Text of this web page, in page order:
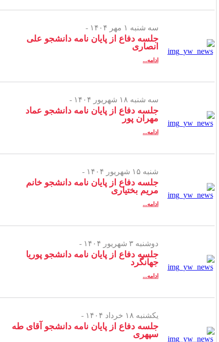
سه شنبه ۱ مهر ۱۴۰۴ -
جلسه دفاع از پایان نامه دانشجو علی
انصاری
ادامه...
سه شنبه ۱۸ شهریور ۱۴۰۴ -
جلسه دفاع از پایان نامه دانشجو عماد
مهران پور
ادامه...
شنبه ۱۵ شهریور ۱۴۰۴ -
جلسه دفاع از پایان نامه دانشجو خانم
مریم بختیاری
ادامه...
دوشنبه ۳ شهریور ۱۴۰۴ -
جلسه دفاع از پایان نامه دانشجو پوریا
جهانگرد
ادامه...
یکشنبه ۱۸ خرداد ۱۴۰۴ -
جلسه دفاع از پایان نامه دانشجو آقای طه
سپهری